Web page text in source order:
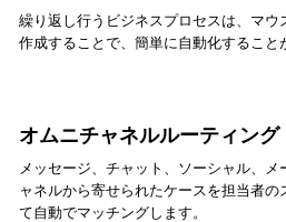
繰り返し行うビジネスプロセスは、マウ
作成することで、簡単に自動化すること
オムニチャネルルーティング
メッセージ、チャット、ソーシャル、
ャネルから寄せられたケースを担当者
て自動でマッチングします。